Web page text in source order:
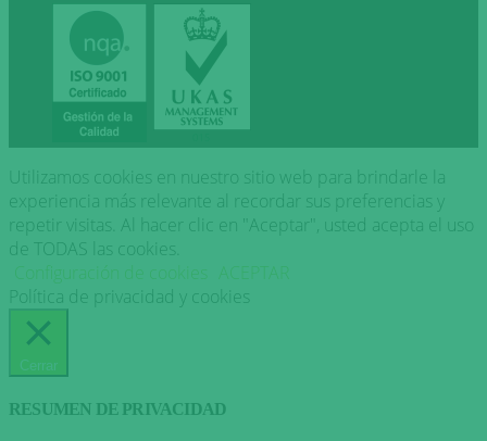
Utilizamos cookies en nuestro sitio web para brindarle la
experiencia más relevante al recordar sus preferencias y
repetir visitas. Al hacer clic en "Aceptar", usted acepta el uso
de TODAS las cookies.
Configuración de cookies
ACEPTAR
Política de privacidad y cookies
Cerrar
RESUMEN DE PRIVACIDAD